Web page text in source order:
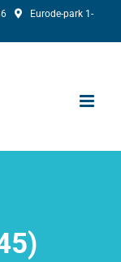
Eurode-park 1-